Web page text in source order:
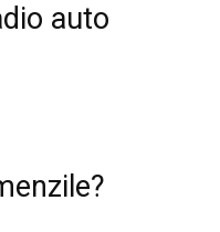
auto